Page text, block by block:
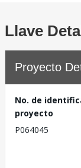
Llave
Proyecto
No. de
proyecto
P064045